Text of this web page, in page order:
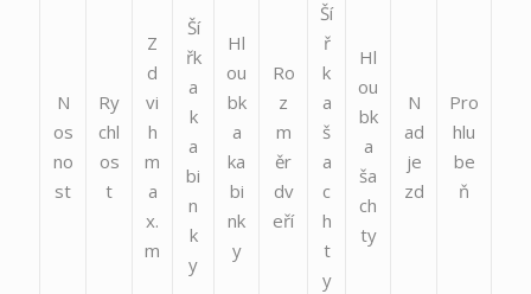
N
os
no
st
Ry
chl
os
t
Z
d
vi
h
m
a
x.
m
Ší
řk
a
k
a
bi
n
k
y
Hl
ou
bk
a
ka
bi
nk
y
Ro
z
m
ěr
dv
eří
Ší
ř
k
a
š
a
c
h
t
y
Hl
ou
bk
a
ša
ch
ty
N
ad
je
zd
Pro
hlu
be
ň